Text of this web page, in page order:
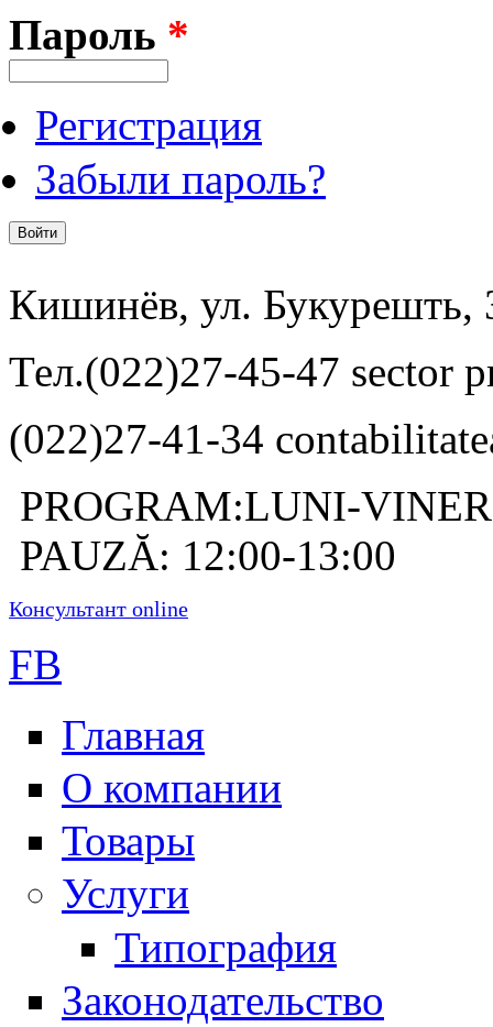
Пароль *
Регистрация
Забыли пароль?
Кишинёв, ул. Букурешть,
Тел.(022)27-45-47 sector
(022)27-41-34
PROGRAM:LUNI-
PAUZĂ: 12:00-13:00
Консультант online
FB
Главная
О компании
Товары
Услуги
Типография
Законодательство